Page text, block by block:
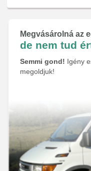
Megvásárolná az
de nem tud
Semmi gond! Igény
megoldjuk!